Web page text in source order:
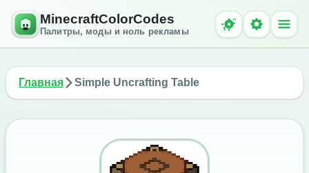
MinecraftColorCodes
Палитры, моды и ноль рекламы
Главная Simple Uncrafting Table